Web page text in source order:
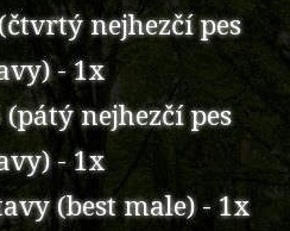
nejhezčí pes
- 1x
nejhezčí pes
- 1x
(best male) - 1x